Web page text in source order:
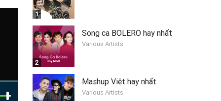
1
2
Song ca BOLERO hay nhất
Various Artists
Mashup Việt hay nhất
Various Artists